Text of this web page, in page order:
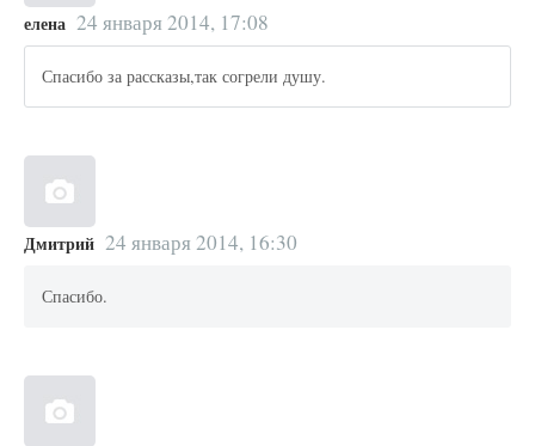
елена 24 января 2014, 17:08
Спасибо за рассказы,так согрели душу.
Дмитрий 24 января 2014, 16:30
Спасибо.